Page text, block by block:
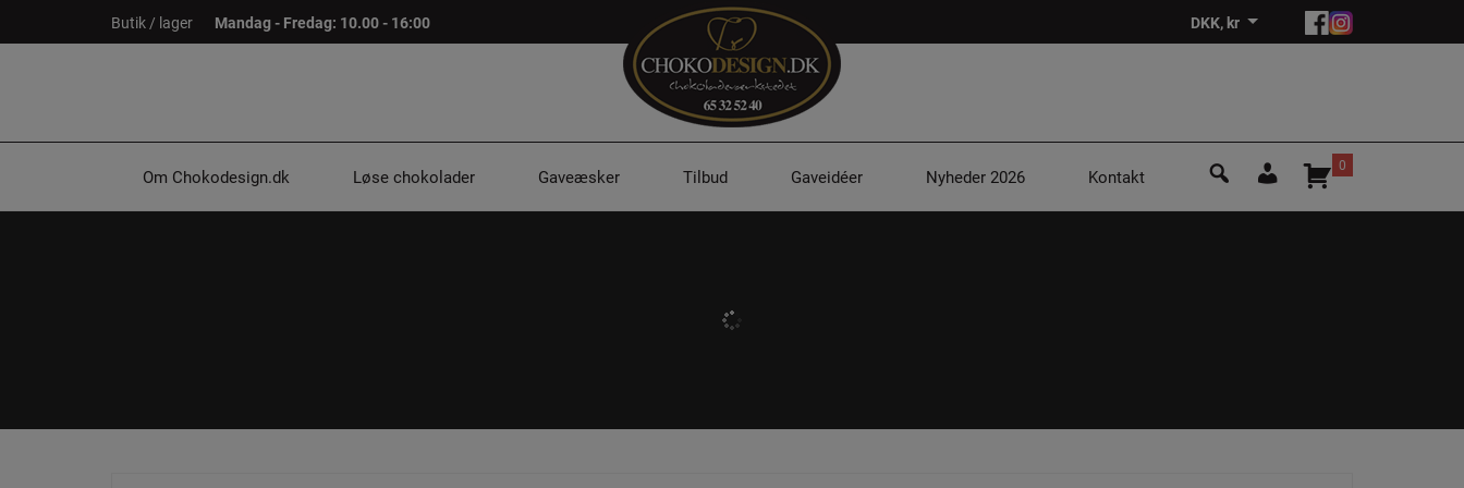
til
Butik / lager Mandag - Fredag: 10.00 - 16:00 DKK, kr
Søg
0
Om Chokodesign.dk Løse chokolader Gaveæsker Tilbud Gaveidéer Nyheder 2026 Kontakt